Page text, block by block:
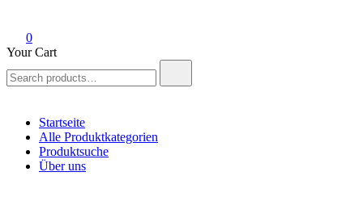
0
Your Cart
for:
Startseite
Alle Produktkategorien
Produktsuche
Über uns